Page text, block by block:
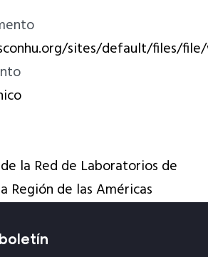
sites/default/files/
la Red de Laboratorios de
Región de las Américas